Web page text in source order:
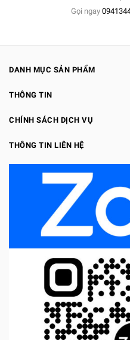
Gọi ngay
DANH MỤC SẢN PHẨM
THÔNG TIN
CHÍNH SÁCH DỊCH VỤ
THÔNG TIN LIÊN HỆ